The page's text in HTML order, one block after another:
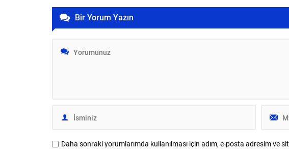
Kurumu'nun verilerine göre
kullanımı artış gösterdi.
Bir Yorum Yazın
Daha sonraki yorumlarımda kullanılması için adım, e-posta adresim ve